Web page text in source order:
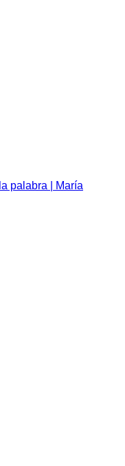
palabra | María